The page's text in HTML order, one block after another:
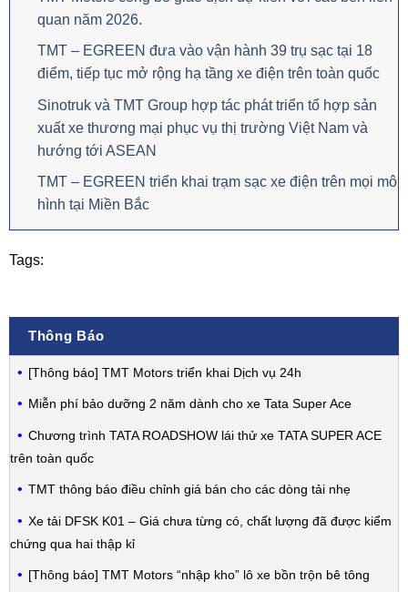
quan năm 2026.
TMT – EGREEN đưa vào vận hành 39 trụ sạc tại 18
điểm, tiếp tục mở rộng hạ tầng xe điện trên toàn quốc
Sinotruk và TMT Group hợp tác phát triển tổ hợp sản
xuất xe thương mại phục vụ thị trường Việt Nam và
hướng tới ASEAN
TMT – EGREEN triển khai trạm sạc xe điện trên mọi mô
hình tại Miền Bắc
Tags:
Thông Báo
[Thông báo] TMT Motors triển khai Dịch vụ 24h
Miễn phí bảo dưỡng 2 năm dành cho xe Tata Super Ace
Chương trình TATA ROADSHOW lái thử xe TATA SUPER ACE
trên toàn quốc
TMT thông báo điều chỉnh giá bán cho các dòng tải nhẹ
Xe tải DFSK K01 – Giá chưa từng có, chất lượng đã được kiểm
chứng qua hai thập kỉ
[Thông báo] TMT Motors “nhập kho” lô xe bồn trộn bê tông